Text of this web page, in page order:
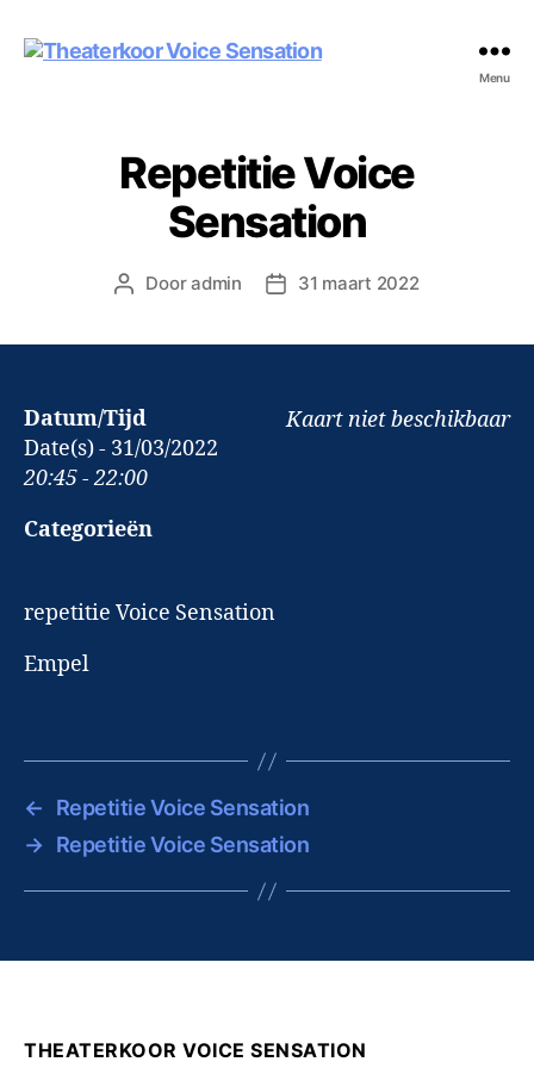
Menu
Repetitie Voice
Sensation
Berichtauteur
Dooradmin Berichtdatum
31 maart 2022
Kaart niet beschikbaar
Datum/Tijd
Date(s) - 31/03/2022
20:45 - 22:00
Categorieën
repetitie Voice Sensation
Empel
←
Repetitie Voice Sensation
→
Repetitie Voice Sensation
THEATERKOOR VOICE SENSATION